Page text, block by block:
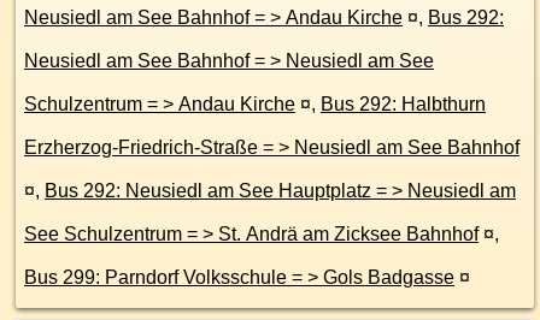
Neusiedl am See Bahnhof = > Andau Kirche ¤, Bus 292:
Neusiedl am See Bahnhof = > Neusiedl am See
Schulzentrum = > Andau Kirche ¤, Bus 292: Halbthurn
Erzherzog-Friedrich-Straße = > Neusiedl am See Bahnhof
¤, Bus 292: Neusiedl am See Hauptplatz = > Neusiedl am
See Schulzentrum = > St. Andrä am Zicksee Bahnhof ¤,
Bus 299: Parndorf Volksschule = > Gols Badgasse ¤